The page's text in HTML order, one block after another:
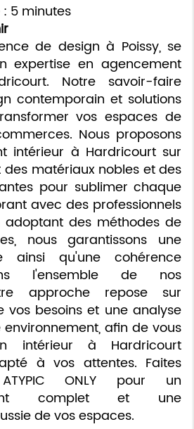
5 minutes
de design à Poissy, se
expertise en agencement
Notre savoir-faire
contemporain et solutions
vos espaces de
Nous proposons
intérieur à Hardricourt sur
matériaux nobles et des
pour sublimer chaque
avec des professionnels
adoptant des méthodes de
nous garantissons une
ainsi qu'une cohérence
l'ensemble de nos
approche repose sur
vos besoins et une analyse
afin de vous
intérieur à Hardricourt
à vos attentes. Faites
ONLY pour un
complet et une
de vos espaces.